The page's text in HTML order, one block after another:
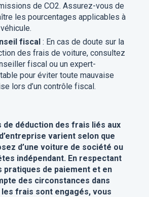
de CO2. Assurez-vous de
les pourcentages applicables à
fiscal: En cas de doute sur la
des frais de voiture, consultez
fiscal ou un expert-
pour éviter toute mauvaise
lors d’un contrôle fiscal.
de déduction des frais liés aux
varient selon que
d’une voiture de société ou
indépendant. En respectant
pratiques de paiement et en
des circonstances dans
frais sont engagés, vous